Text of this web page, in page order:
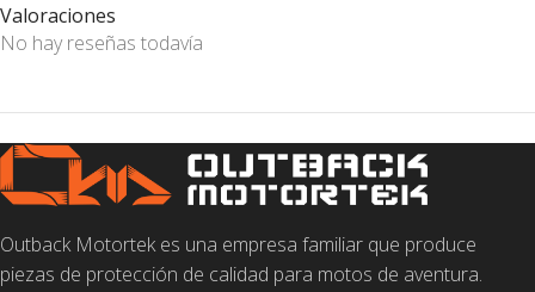
Valoraciones
No hay reseñas todavía
Outback Motortek es una empresa familiar que produce
piezas de protección de calidad para motos de aventura.